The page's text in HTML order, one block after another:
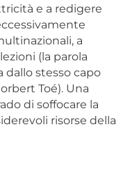
e a redigere
a
(la parola
dallo stesso capo
Toé). Una
di soffocare la
risorse della